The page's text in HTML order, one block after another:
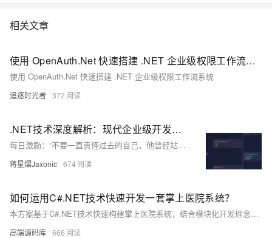
相关文章
使用 OpenAuth.Net 快速搭建 .NET 企业级权限工作流系统
使用 OpenAuth.Net 快速搭建 .NET 企业级权限工作流系统
追逐时光者 372
.NET技术深度解析：现代企业级开发指南
每日激励：“不要一直责怪过去的自己，他曾经站在雾里也很迷茫”。我是蒋星熠Jaxonic，一名在代码宇宙中探索的极客旅人。从.NET Framework到.NET 8，我深耕跨平台、高性能、云原生开发，践行领域驱动设计与微服务架构，用代码书写技术诗篇。分享架构演进、性能优化与AI融合前沿，助力开发者在二进制星河中逐光前行。关注我，共探技术无限可能！
蒋星熠Jaxonic 674
如何运用C#.NET技术快速开发一套掌上医院系统？
本方案基于C#.NET技术快速构建掌上医院系统，结合模块化开发理念与医院信息化需求。核心功能涵盖用户端的预约挂号、在线问诊、报告查询等，以及管理端的排班管理和数据统计。采用.NET Core Web API与uni-app实现前后端分离，支持跨平台小程序开发。数据库选用SQL Server 2012，并通过读写分离与索引优化提升性能。部署方案包括Windows Server与负载均衡设计，确保高可用性。同时针对API差异、数据库老化及高并发等问题制定应对措施，保障系统稳定运行。推荐使用Postman、Redgate等工具辅助开发，提升效率与质量。
高端源码库 666